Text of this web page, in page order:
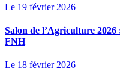
Le 19 février 2026
Salon de l’Agriculture 2026
FNH
Le 18 février 2026